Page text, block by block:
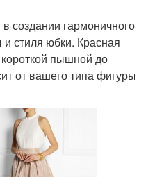
создании гармоничного
стиля юбки. Красная
пышной до
от вашего типа фигуры